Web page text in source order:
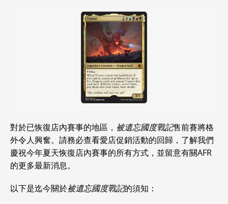
對於已恢復店內賽事的地區， 被遺忘國度戰記售前賽將格
外令人興奮。請務必查看愛店促銷活動的回歸，了解我們
慶祝今年夏天恢復店內賽事的所有方式，並留意有關AFR
的更多最新消息。
以下是迄今關於被遺忘國度戰記的須知：